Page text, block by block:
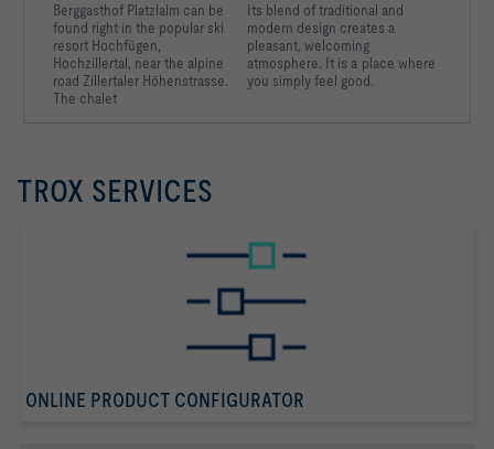
Berggasthof Platzlalm can be
found right in the popular ski
resort Hochfügen,
Hochzillertal, near the alpine
road Zillertaler Höhenstrasse.
The chalet
Its blend of traditional and
modern design creates a
pleasant, welcoming
atmosphere. It is a place where
you simply feel good.
TROX SERVICES
ONLINE PRODUCT CONFIGURATOR